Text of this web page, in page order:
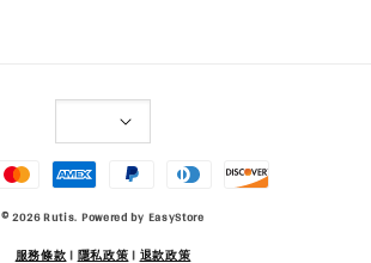
© 2026 Rutis. Powered by EasyStore
服務條款| 隱私政策| 退款政策